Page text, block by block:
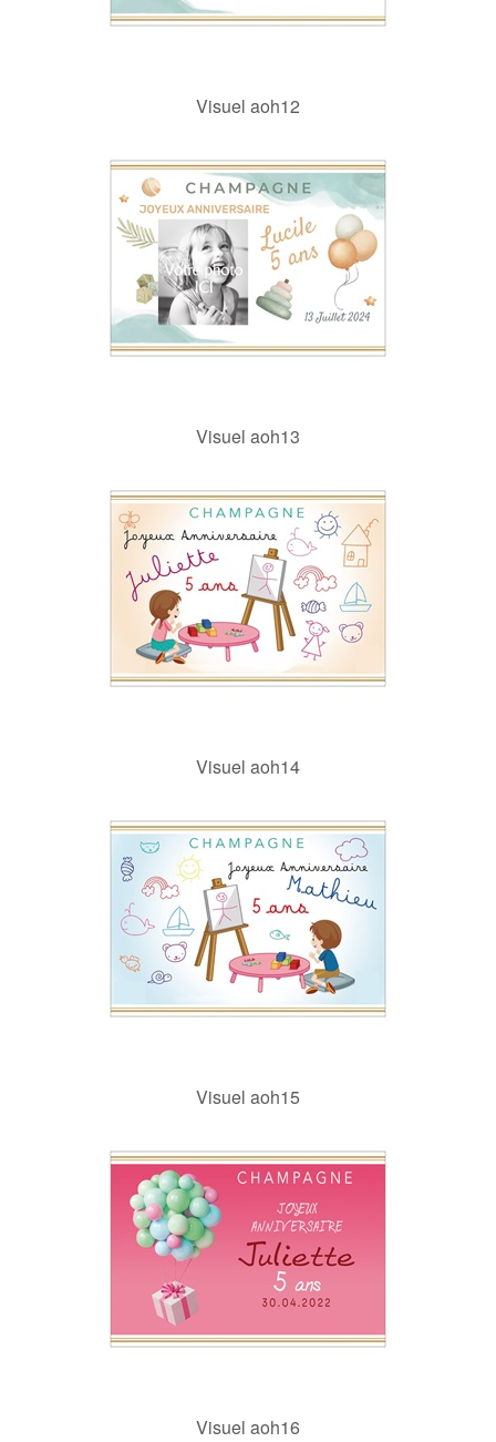
Visuel aoh12
Visuel aoh13
Visuel aoh14
Visuel aoh15
Visuel aoh16